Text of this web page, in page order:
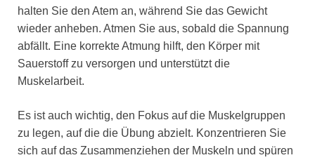
halten Sie den Atem an, während Sie das Gewicht
wieder anheben. Atmen Sie aus, sobald die Spannung
abfällt. Eine korrekte Atmung hilft, den Körper mit
Sauerstoff zu versorgen und unterstützt die
Muskelarbeit.
Es ist auch wichtig, den Fokus auf die Muskelgruppen
zu legen, auf die die Übung abzielt. Konzentrieren Sie
sich auf das Zusammenziehen der Muskeln und spüren